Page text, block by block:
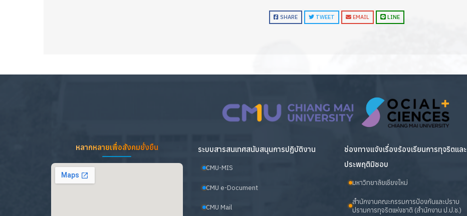
SHARE TWEET EMAIL LINE
หลากหลายเพื่อสังคมยั่งยืน ระบบสารสนเทศสนับสนุนการปฏิบัติงาน
CMU-MIS
CMU e-Document
CMU Mail
ช่องทางแจ้งเรื่องร้องเรียนการทุจริตและ
ประพฤติมิชอบ
มหาวิทยาลัยเชียงใหม่
สำนักงานคณะกรรมการป้องกันและปราบ
ปรามการทุจริตแห่งชาติ (สำนักงาน ป.ป.ช.)